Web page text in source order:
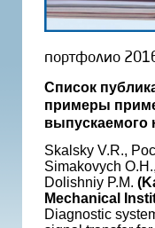
портфолио
Список
примеры
выпускаемого
Skalsky V.R.,
Simakovych
Dolishniy P.M.
Mechanical
Diagnostic